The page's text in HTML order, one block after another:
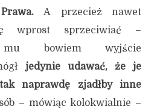
A przecież nawet
wprost sprzeciwiać –
mu bowiem wyjście
jedynie udawać, że je
naprawdę zjadłby inne
– mówiąc kolokwialnie –